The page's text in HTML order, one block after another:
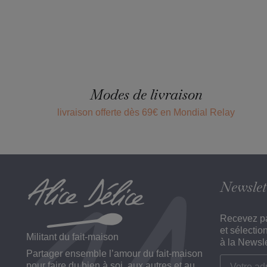
Modes de livraison
livraison offerte dès 69€ en Mondial Relay
Militant du fait-maison
Partager ensemble l’amour du fait-maison
Recevez
et
à la